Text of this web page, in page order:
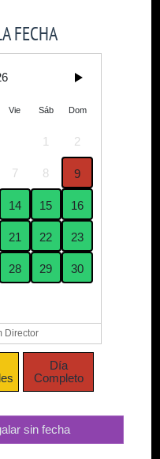
FECHA
Vie Sáb Dom
1 2
7 8 9
14 15 16
21 22 23
28 29 30
Director
Día
Completo
sin fecha